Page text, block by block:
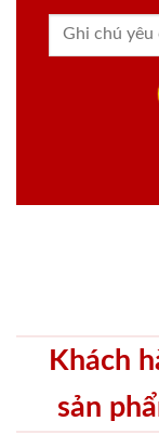
Khách
sản